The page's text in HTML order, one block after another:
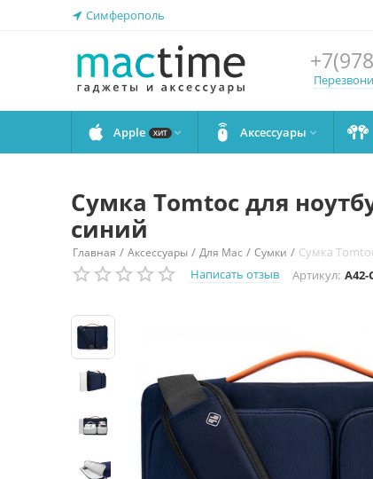
Симферополь
Apple ХИТ  Аксессуары 
Сумка Tomtoc для
синий
Главная / Аксессуары / Для Mac / Сумки / Сумка
Написать отзыв
Артикул: A42-